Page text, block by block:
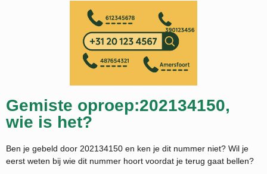
Gemiste oproep:202134150,
wie is het?
Ben je gebeld door 202134150 en ken je dit nummer niet? Wil je
eerst weten bij wie dit nummer hoort voordat je terug gaat bellen?